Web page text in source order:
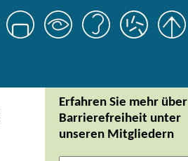
Erfahren Sie mehr über
Barrierefreiheit unter
unseren Mitgliedern